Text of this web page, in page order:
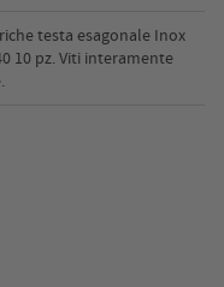
testa esagonale Inox
10 pz. Viti interamente